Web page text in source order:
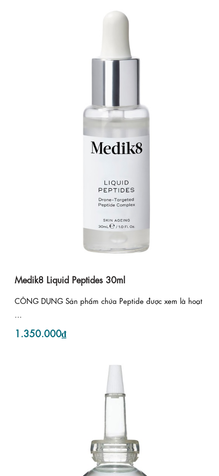
Medik8 Liquid Peptides 30ml
CÔNG DỤNG Sản phẩm chứa Peptide được xem là hoạt
1.350.000₫